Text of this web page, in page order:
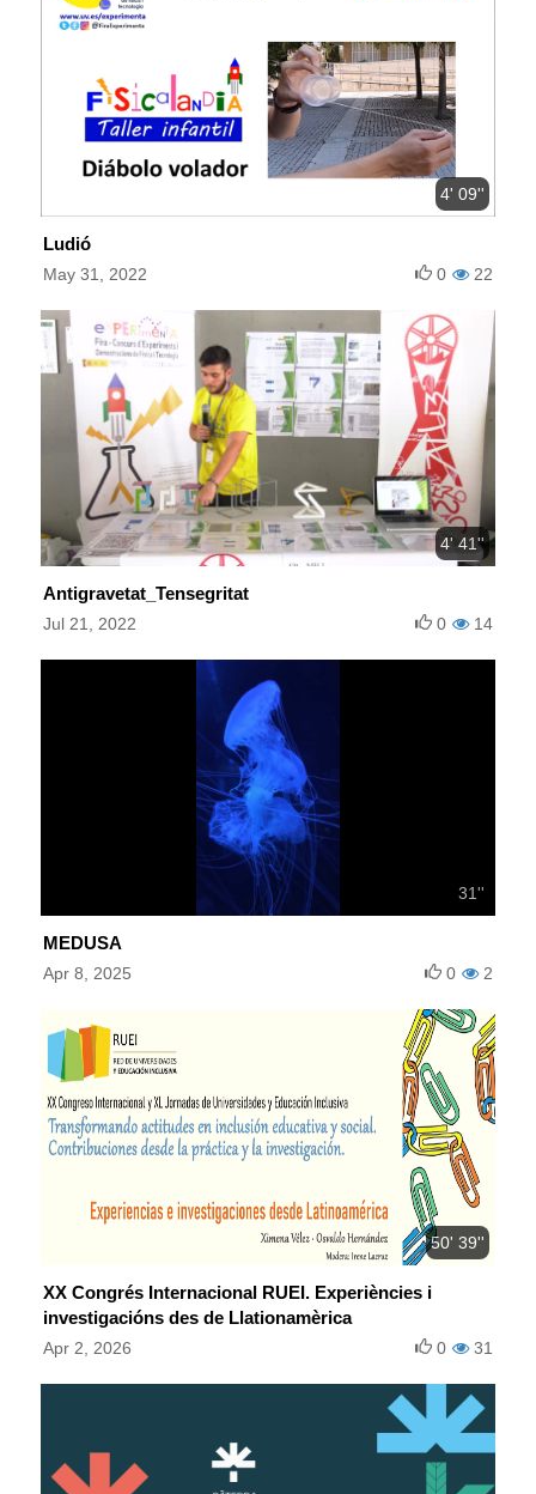
4' 09''
Ludió
May 31, 2022 22
0
4' 41''
Antigravetat_Tensegritat
Jul 21, 2022 14
0
31''
MEDUSA
Apr 8, 2025 2
0
50' 39''
XX Congrés Internacional RUEI. Experiències i
investigacións des de Llationamèrica
Apr 2, 2026 31
0